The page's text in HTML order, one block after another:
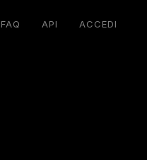
FAQ API ACCEDI